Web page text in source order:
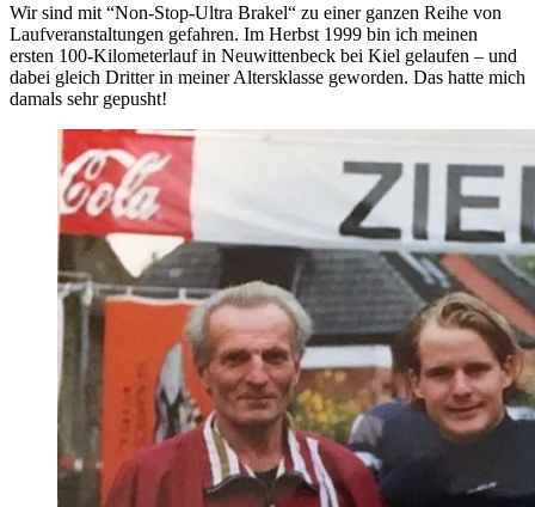
Wir sind mit “Non-Stop-Ultra Brakel“ zu einer ganzen Reihe von
Laufveranstaltungen gefahren. Im Herbst 1999 bin ich meinen
ersten 100-Kilometerlauf in Neuwittenbeck bei Kiel gelaufen – und
dabei gleich Dritter in meiner Altersklasse geworden. Das hatte mich
damals sehr gepusht!